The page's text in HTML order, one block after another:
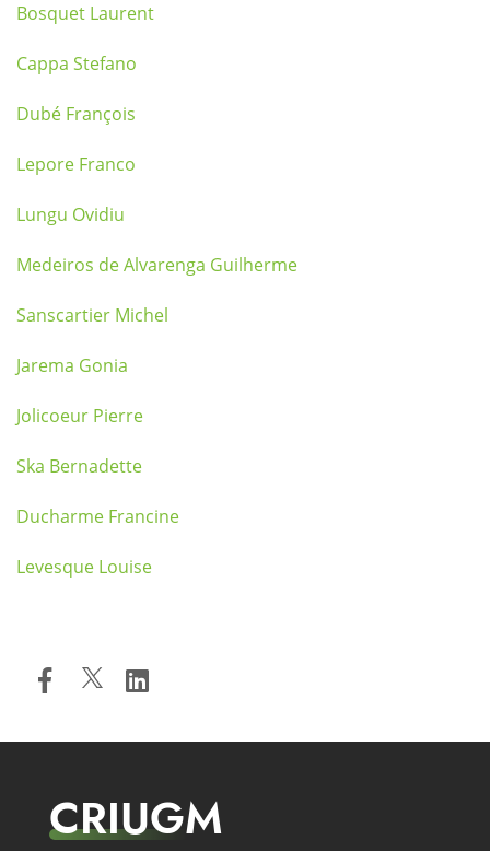
Bosquet Laurent
Cappa Stefano
Dubé François
Lepore Franco
Lungu Ovidiu
Medeiros de Alvarenga Guilherme
Sanscartier Michel
Jarema Gonia
Jolicoeur Pierre
Ska Bernadette
Ducharme Francine
Levesque Louise
CRIUGM